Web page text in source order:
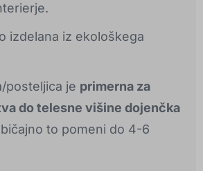
izdelana iz ekološkega
posteljica je primerna za
do telesne višine dojenčka
to pomeni do 4-6